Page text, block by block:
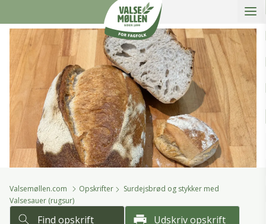
Valsemøllen A/S
Valsemøllen.com Opskrifter
Surdejsbrød og stykker med
Valsesauer (rugsur)
Find opskrift Udskriv opskrift